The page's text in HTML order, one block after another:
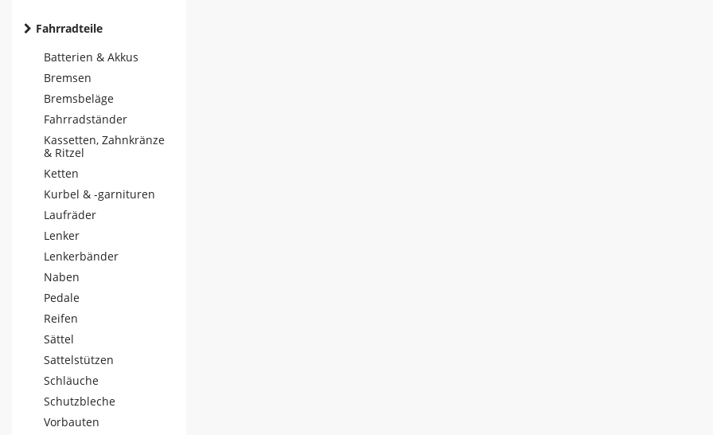
Fahrradteile
Batterien & Akkus
Bremsen
Bremsbeläge
Fahrradständer
Kassetten, Zahnkränze
& Ritzel
Ketten
Kurbel & -garnituren
Laufräder
Lenker
Lenkerbänder
Naben
Pedale
Reifen
Sättel
Sattelstützen
Schläuche
Schutzbleche
Vorbauten